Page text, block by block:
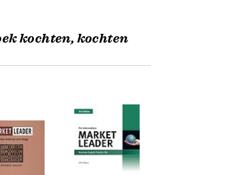
kochten, kochten